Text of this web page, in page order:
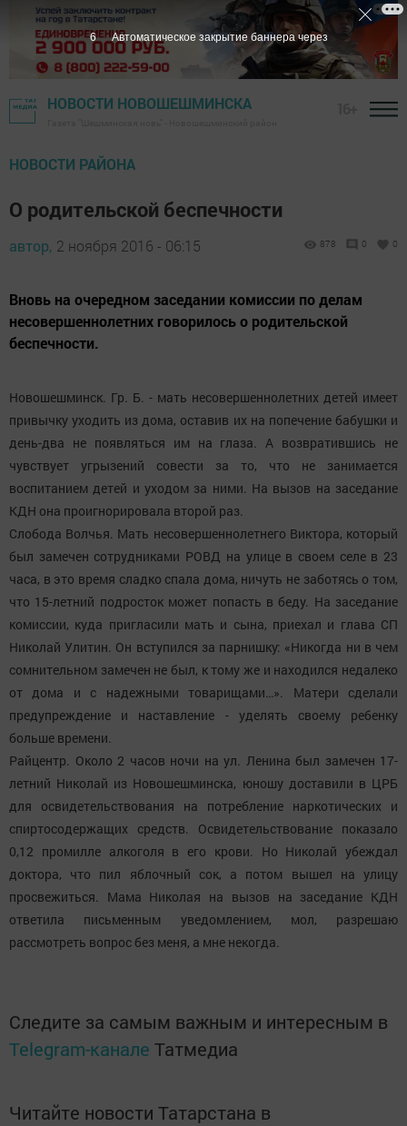
НОВОСТИ НОВОШЕШМИНСКА
НОВОСТИ РАЙОНА
О родительской беспечности
автор, 2 ноября 2016 - 06:15 878 0 0
Вновь на очередном заседании комиссии по делам
несовершеннолетних говорилось о родительской
беспечности.
Новошешминск. Гр. Б. - мать несовершеннолетних детей имеет
привычку уходить из дома, оставив их на попечение бабушки и
день-два не появляться им на глаза. А возвратившись не
чувствует угрызений совести за то, что не занимается
воспитанием детей и уходом за ними. На вызов на заседание
КДН она проигнорировала второй раз.
Слобода Волчья. Мать несовершеннолетнего Виктора, который
был замечен сотрудниками РОВД на улице в своем селе в 23
часа, в это время сладко спала дома, ничуть не заботясь о том,
что 15-летний подросток может попасть в беду. На заседание
комиссии, куда пригласили мать и сына, приехал и глава СП
Николай Улитин. Он вступился за парнишку: «Никогда ни в чем
сомнительном замечен не был, к тому же и находился недалеко
от дома и с надежными товарищами…». Матери сделали
предупреждение и наставление - уделять своему ребенку
больше времени.
Райцентр. Около 2 часов ночи на ул. Ленина был замечен 17-
летний Николай из Новошешминска, юношу доставили в ЦРБ
для освидетельствования на потребление наркотических и
спиртосодержащих средств. Освидетельствование показало
0,12 промилле алкоголя в его крови. Но Николай убеждал
доктора, что пил яблочный сок, а потом вышел на улицу
просвежиться. Мама Николая на вызов на заседание КДН
ответила письменным уведомлением, мол, разрешаю
рассмотреть вопрос без меня, а мне некогда.
Следите за самым важным и интересным в
Telegram-канале Татмедиа
Читайте новости Татарстана в
5 Автоматическое закрытие баннера через